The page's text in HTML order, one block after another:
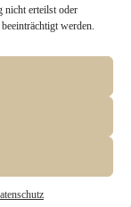
nicht erteilst oder
werden.
hält sich gut
dem Servieren
und
gut als